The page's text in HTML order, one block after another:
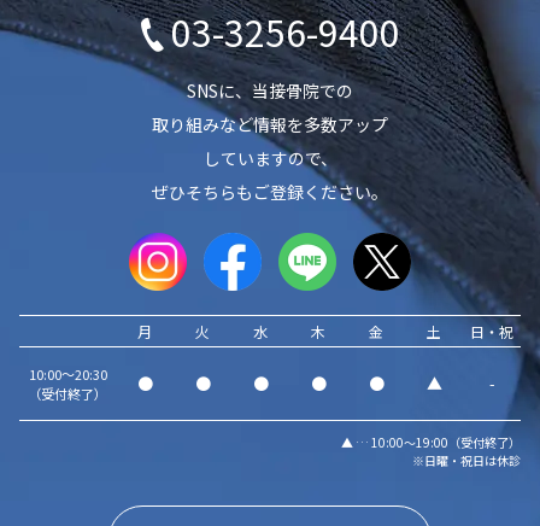
03-3256-9400
SNSに、当接骨院での
取り組みなど情報を多数アップ
していますので、
ぜひそちらもご登録ください。
月 火 水 木 金 土 日・祝
10:00～20:30
（受付終了）
● ● ● ● ● ▲ -
▲ … 10:00～19:00（受付終了）
※日曜・祝日は休診